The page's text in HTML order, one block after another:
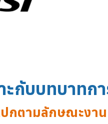
กับบทบาทก
ปกตามลักษณะงาน